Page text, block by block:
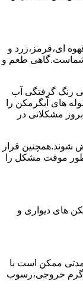
ای،قرمز،زرد و
شماست.گاهی طعم و
رنگ گرفتگی آب
های آبگرمکن را
مشکلاتی در
شوند.همچنین قرار
موقت مشکل را
های دیواری و
ممکن است با
گرم خروجی،رسوب